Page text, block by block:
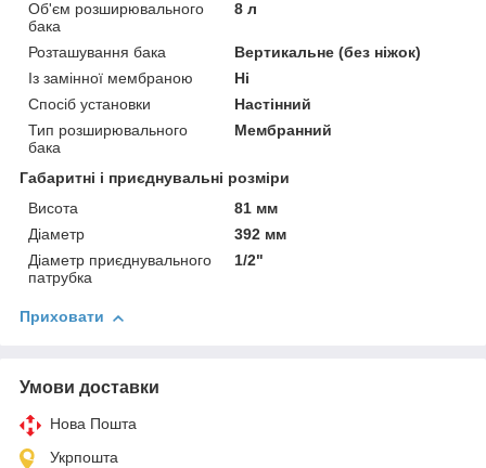
Об'єм розширювального
бака
8 л
Розташування бака
Вертикальне (без ніжок)
Із замінної мембраною
Ні
Спосіб установки
Настінний
Тип розширювального
бака
Мембранний
Габаритні і приєднувальні розміри
Висота
81 мм
Діаметр
392 мм
Діаметр приєднувального
патрубка
1/2"
Приховати
Умови доставки
Нова Пошта
Укрпошта